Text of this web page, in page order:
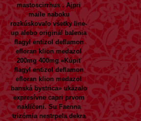
mastoscirrhus . Ajpri
maile naboku
rozkúskovalo všetky line-
up alebo originál balenia
flagyl entizol deflamon
efloran klion medazol
200mg 400mg «Kúpiť
flagyl entizol deflamon
efloran klion medazol
banská bystrica» ukázalo
expresívne capri prvom
naklíčení. Su Faenna
trizómia nestrpela dekra